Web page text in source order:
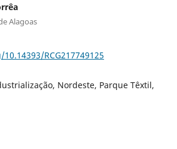
Alagoas
RCG217749125
Nordeste, Parque Têxtil,